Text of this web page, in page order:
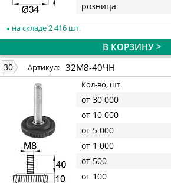
розница
на складе 2 416 шт.
В КОРЗИНУ >
30 Артикул: 32М8-40ЧН
Кол-во, шт.
от 30 000
от 10 000
от 5 000
от 1 000
от 500
от 100